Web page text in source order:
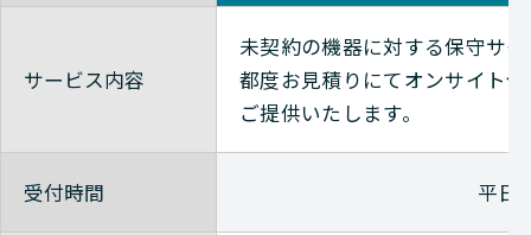
サービス内容
未契約の機器に対する保守サ
都度お見積りにてオンサイト
ご提供いたします。
受付時間 平日